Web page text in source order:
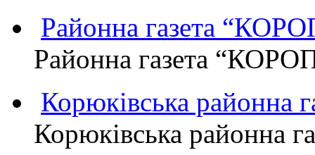
Районна газета
Районна газета
Корюківська районна
Корюківська районна